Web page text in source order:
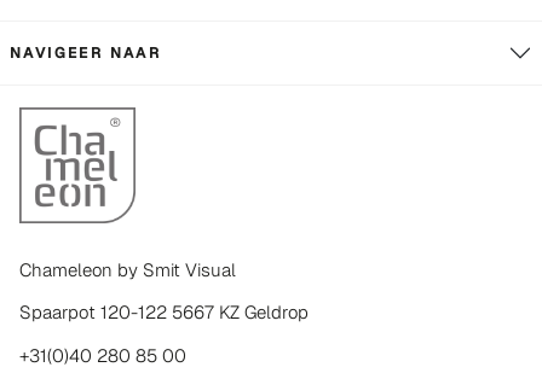
NAVIGEER NAAR
Chameleon by Smit Visual
Spaarpot 120-122 5667 KZ Geldrop
+31(0)40 280 85 00